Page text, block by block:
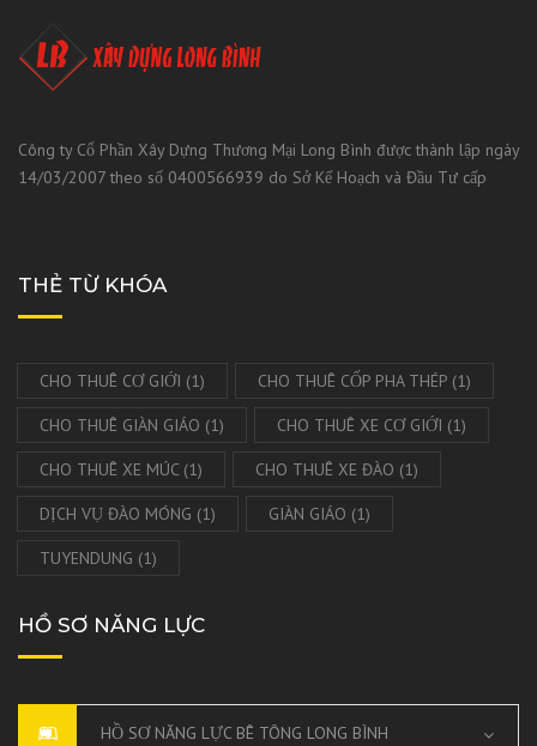
Công ty Cổ Phần Xây Dựng Thương Mại Long Bình được thành lập ngày
14/03/2007 theo số 0400566939 do Sở Kế Hoạch và Đầu Tư cấp
THẺ TỪ KHÓA
CHO THUÊ CƠ GIỚI (1) CHO THUÊ CỐP PHA THÉP (1)
CHO THUÊ GIÀN GIÁO (1) CHO THUÊ XE CƠ GIỚI (1)
CHO THUÊ XE MÚC (1) CHO THUÊ XE ĐÀO (1)
DỊCH VỤ ĐÀO MÓNG (1) GIÀN GIÁO (1)
TUYENDUNG (1)
HỒ SƠ NĂNG LỰC
HỒ SƠ NĂNG LỰC BÊ TÔNG LONG BÌNH